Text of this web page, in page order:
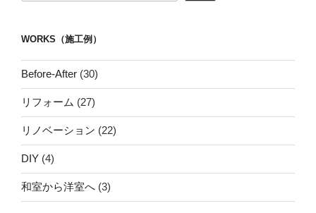
WORKS（施工例）
Before-After (30)
リフォーム (27)
リノベーション (22)
DIY (4)
和室から洋室へ (3)